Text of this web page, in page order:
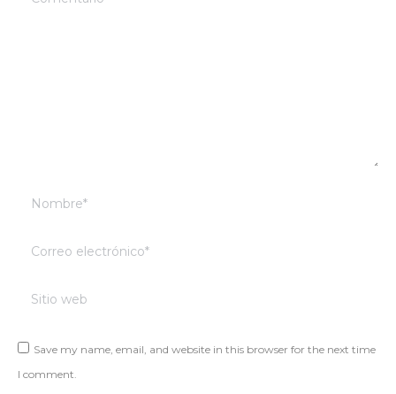
Nombre *
Correo electrónico *
Sitio web
Save my name, email, and website in this browser for the next time
I comment.